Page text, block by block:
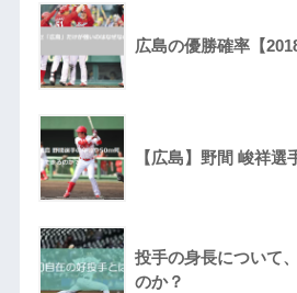
広島の優勝確率【
【広島】野間 峻祥選
投手の身長について
のか？